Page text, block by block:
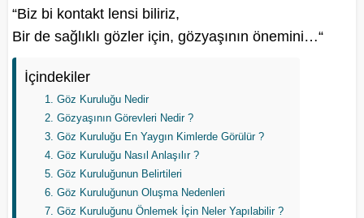
“Biz bi kontakt lensi biliriz,
Bir de sağlıklı gözler için, gözyaşının önemini…“
İçindekiler
Göz Kuruluğu Nedir
Gözyaşının Görevleri Nedir ?
Göz Kuruluğu En Yaygın Kimlerde Görülür ?
Göz Kuruluğu Nasıl Anlaşılır ?
Göz Kuruluğunun Belirtileri
Göz Kuruluğunun Oluşma Nedenleri
Göz Kuruluğunu Önlemek İçin Neler Yapılabilir ?